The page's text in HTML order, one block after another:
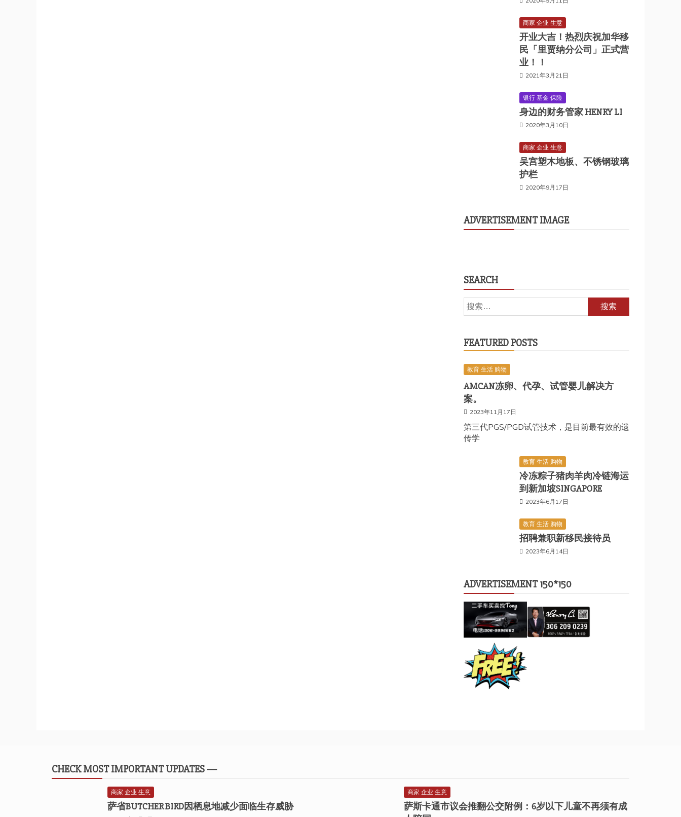
商家 企业 生意
开业大吉！热烈庆祝加华移
民「里贾纳分公司」正式营
业！！
2021年3月21日
银行 基金 保险
身边的财务管家 HENRY LI
2020年3月10日
商家 企业 生意
吴宫塑木地板、不锈钢玻璃
护栏
2020年9月17日
ADVERTISEMENT IMAGE
SEARCH
搜
索：
FEATURED POSTS
教育 生活 购物
AMCAN冻卵、代孕、试管婴儿解决方
案。
2023年11月17日
第三代PGS/PGD试管技术，是目前最有效的遗
传学
教育 生活 购物
冷冻粽子猪肉羊肉冷链海运
到新加坡SINGAPORE
2023年6月17日
教育 生活 购物
招聘兼职新移民接待员
2023年6月14日
ADVERTISEMENT 150*150
CHECK MOST IMPORTANT UPDATES —
商家 企业 生意
萨省BUTCHER BIRD因栖息地减少面临生存威胁
商家 企业 生意
萨斯卡通市议会推翻公交附例：6岁以下儿童不再须有成